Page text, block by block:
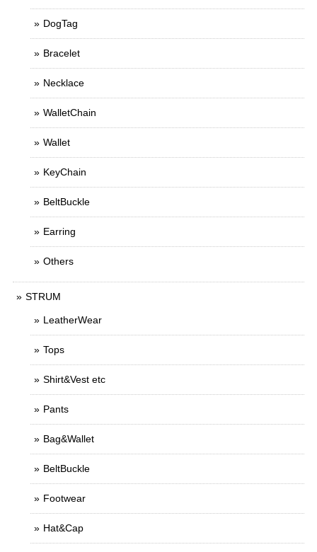
DogTag
Bracelet
Necklace
WalletChain
Wallet
KeyChain
BeltBuckle
Earring
Others
STRUM
LeatherWear
Tops
Shirt&Vest etc
Pants
Bag&Wallet
BeltBuckle
Footwear
Hat&Cap